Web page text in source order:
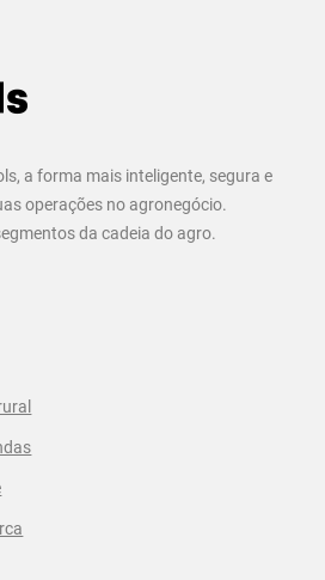
a forma mais inteligente, segura e
operações no agronegócio.
da cadeia do agro.